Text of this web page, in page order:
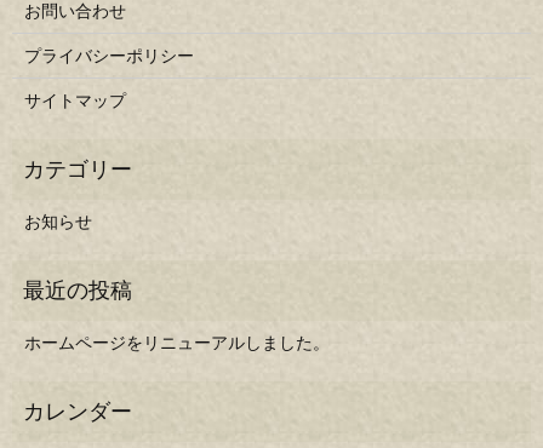
お問い合わせ
プライバシーポリシー
サイトマップ
お知らせ
ホームページをリニューアルしました。